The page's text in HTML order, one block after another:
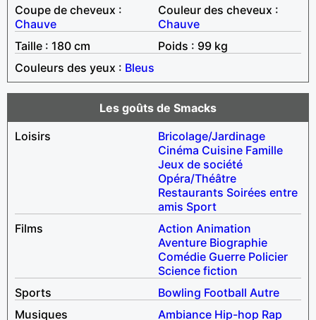
Coupe de cheveux :
Chauve
Couleur des cheveux :
Chauve
Taille : 180 cm
Poids : 99 kg
Couleurs des yeux : Bleus
Les goûts de Smacks
Loisirs
Bricolage/Jardinage
Cinéma Cuisine Famille
Jeux de société
Opéra/Théâtre
Restaurants Soirées entre
amis Sport
Films
Action Animation
Aventure Biographie
Comédie Guerre Policier
Science fiction
Sports
Bowling Football Autre
Musiques
Ambiance Hip-hop Rap